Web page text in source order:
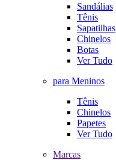
Sandálias
Tênis
Sapatilhas
Chinelos
Botas
Ver Tudo
para Meninos
Tênis
Chinelos
Papetes
Ver Tudo
Marcas